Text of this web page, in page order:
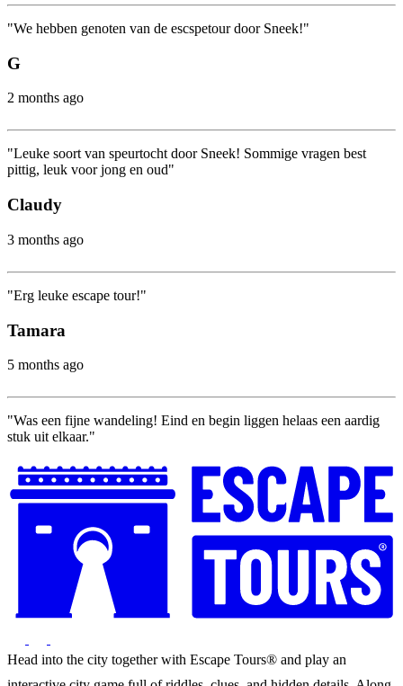
"We hebben genoten van de escspetour door Sneek!"
G
2 months ago
"Leuke soort van speurtocht door Sneek! Sommige vragen best
pittig, leuk voor jong en oud"
Claudy
3 months ago
"Erg leuke escape tour!"
Tamara
5 months ago
"Was een fijne wandeling! Eind en begin liggen helaas een aardig
stuk uit elkaar."
Head into the city together with Escape Tours® and play an